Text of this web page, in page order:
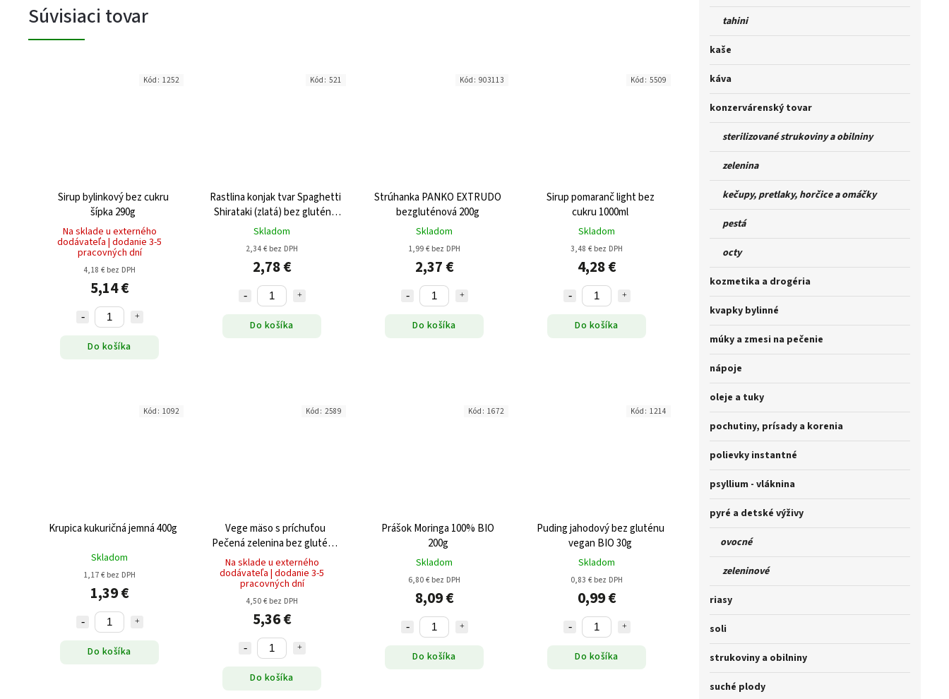
tahini
kaše
káva
konzervárenský tovar
sterilizované strukoviny a obilniny
zelenina
kečupy, pretlaky, horčice a omáčky
pestá
octy
kozmetika a drogéria
kvapky bylinné
múky a zmesi na pečenie
nápoje
oleje a tuky
pochutiny, prísady a korenia
polievky instantné
psyllium - vláknina
pyré a detské výživy
ovocné
zeleninové
riasy
soli
strukoviny a obilniny
suché plody
Súvisiaci tovar
Sirup bylinkový bez cukru
šípka 290g
Na sklade u externého
dodávateľa | dodanie 3-5
pracovných dní
4,18 € bez DPH
5,14 €
Do košíka
Kód: 1252
Rastlina konjak tvar Spaghetti
Shirataki (zlatá) bez gluténu
270g
Skladom
2,34 € bez DPH
2,78 €
Do košíka
Kód: 521
Strúhanka PANKO EXTRUDO
bezgluténová 200g
Skladom
1,99 € bez DPH
2,37 €
Do košíka
Kód: 903113
Sirup pomaranč light bez
cukru 1000ml
Skladom
3,48 € bez DPH
4,28 €
Do košíka
Kód: 5509
Krupica kukuričná jemná 400g
Skladom
1,17 € bez DPH
1,39 €
Do košíka
Kód: 1092
Vege mäso s príchuťou
Pečená zelenina bez gluténu
(2x50g) 100g
Na sklade u externého
dodávateľa | dodanie 3-5
pracovných dní
4,50 € bez DPH
5,36 €
Do košíka
Kód: 2589
Prášok Moringa 100% BIO
200g
Skladom
6,80 € bez DPH
8,09 €
Do košíka
Kód: 1672
Puding jahodový bez gluténu
vegan BIO 30g
Skladom
0,83 € bez DPH
0,99 €
Do košíka
Kód: 1214